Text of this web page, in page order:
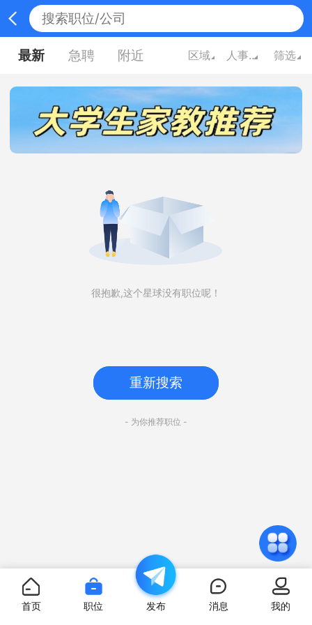
最新 急聘 附近 区域 人事/行政/财务 筛选
很抱歉,这个星球没有职位呢！
重新搜索
- 为你推荐职位 -
首页 职位 发布 消息 我的